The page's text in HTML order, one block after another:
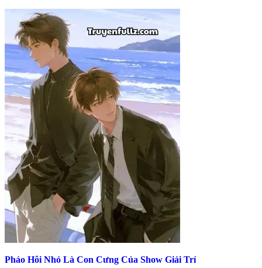
Pháo Hôi Nhỏ Là Con Cưng Của Show Giải Trí